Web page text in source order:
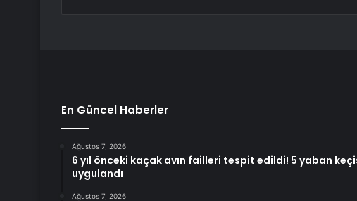
En Güncel Haberler
Ağustos 7, 2026
6 yıl önceki kaçak avın failleri tespit edildi! 5 yaban
uygulandı
Ağustos 7, 2026